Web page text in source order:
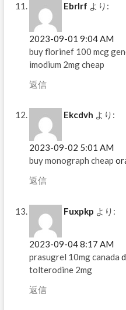
Ebrlrf より:
2023-09-01 9:04 AM
buy florinef 100 mcg
imodium 2mg cheap
返信
Ekcdvh より:
2023-09-02 5:01 AM
buy monograph cheap
返信
Fuxpkp より:
2023-09-04 8:17 AM
prasugrel 10mg canada
tolterodine 2mg
返信